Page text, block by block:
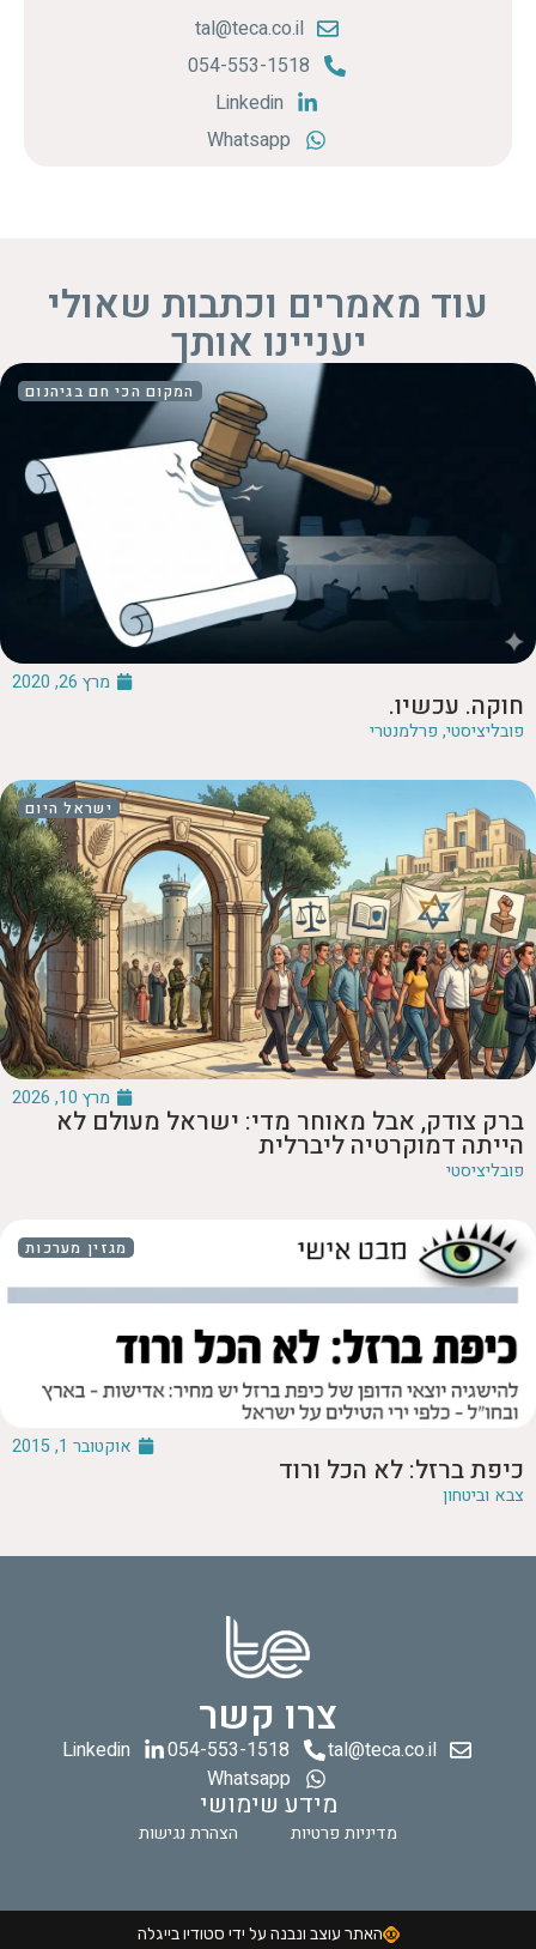
tal@teca.co.il
054-553-1518
Linkedin
Whatsapp
עוד מאמרים וכתבות שאולי
יעניינו אותך
המקום הכי חם בגיהנום
מרץ 26, 2020
חוקה. עכשיו.
פובליציסטי, פרלמנטרי
ישראל היום
מרץ 10, 2026
ברק צודק, אבל מאוחר מדי: ישראל מעולם לא
הייתה דמוקרטיה ליברלית
פובליציסטי
מגזין מערכות
אוקטובר 1, 2015
כיפת ברזל: לא הכל ורוד
צבא וביטחון
צרו קשר
tal@teca.co.il
054-553-1518
Linkedin
Whatsapp
מידע שימושי
מדיניות פרטיות הצהרת נגישות
האתר עוצב ונבנה על ידי סטודיו בייגלה